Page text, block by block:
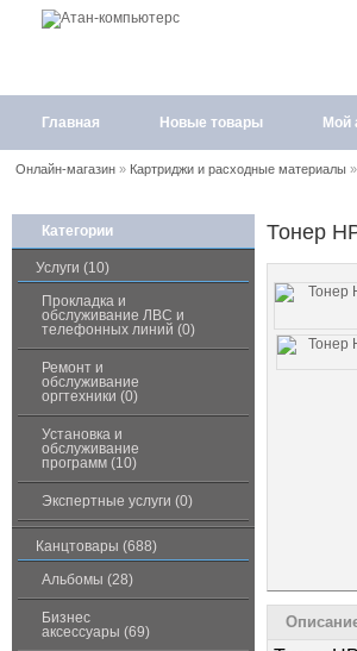
Главная Новые товары Мой
Онлайн-магазин» Картриджи и расходные материалы»
Категории
Услуги (10)
Прокладка и
обслуживание ЛВС и
телефонных линий (0)
Ремонт и
обслуживание
оргтехники (0)
Установка и
обслуживание
программ (10)
Экспертные услуги (0)
Канцтовары (688)
Альбомы (28)
Бизнес
аксессуары (69)
Тонер